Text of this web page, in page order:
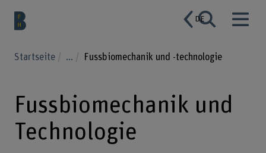
DE
Startseite ... Fussbiomechanik und -technologie
Fussbiomechanik und
Technologie